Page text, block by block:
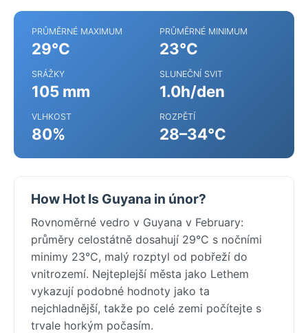
PRŮMĚRNÉ MAXIMUM
29°C
PRŮMĚRNÉ MINIMUM
23°C
SRÁŽKY
105 mm
SLUNEČNÍ SVIT
1.0h/den
VLHKOST
80%
ROZPĚTÍ
28–34°C
How Hot Is Guyana in únor?
Rovnoměrné vedro v Guyana v February:
průměry celostátně dosahují 29°C s nočními
minimy 23°C, malý rozptyl od pobřeží do
vnitrozemí. Nejteplejší města jako Lethem
vykazují podobné hodnoty jako ta
nejchladnější, takže po celé zemi počítejte s
trvale horkým počasím.